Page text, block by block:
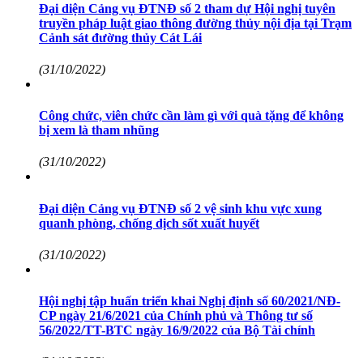
Đại diện Cảng vụ ĐTNĐ số 2 tham dự Hội nghị tuyên
truyền pháp luật giao thông đường thủy nội địa tại Trạm
Cảnh sát đường thủy Cát Lái
(31/10/2022)
Công chức, viên chức cần làm gì với quà tặng để không
bị xem là tham nhũng
(31/10/2022)
Đại diện Cảng vụ ĐTNĐ số 2 vệ sinh khu vực xung
quanh phòng, chống dịch sốt xuất huyết
(31/10/2022)
Hội nghị tập huấn triển khai Nghị định số 60/2021/NĐ-
CP ngày 21/6/2021 của Chính phủ và Thông tư số
56/2022/TT-BTC ngày 16/9/2022 của Bộ Tài chính